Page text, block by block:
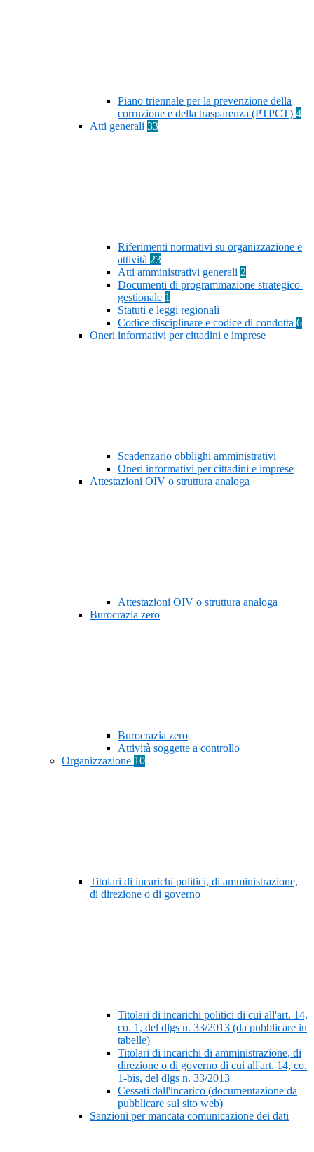
Piano triennale per la prevenzione della
corruzione e della trasparenza (PTPCT) 4
Atti generali 33
Riferimenti normativi su organizzazione e
attività 23
Atti amministrativi generali 2
Documenti di programmazione strategico-
gestionale 1
Statuti e leggi regionali
Codice disciplinare e codice di condotta 6
Oneri informativi per cittadini e imprese
Scadenzario obblighi amministrativi
Oneri informativi per cittadini e imprese
Attestazioni OIV o struttura analoga
Attestazioni OIV o struttura analoga
Burocrazia zero
Burocrazia zero
Attività soggette a controllo
Organizzazione 10
Titolari di incarichi politici, di amministrazione,
di direzione o di governo
Titolari di incarichi politici di cui all'art. 14,
co. 1, del dlgs n. 33/2013 (da pubblicare in
tabelle)
Titolari di incarichi di amministrazione, di
direzione o di governo di cui all'art. 14, co.
1-bis, del dlgs n. 33/2013
Cessati dall'incarico (documentazione da
pubblicare sul sito web)
Sanzioni per mancata comunicazione dei dati